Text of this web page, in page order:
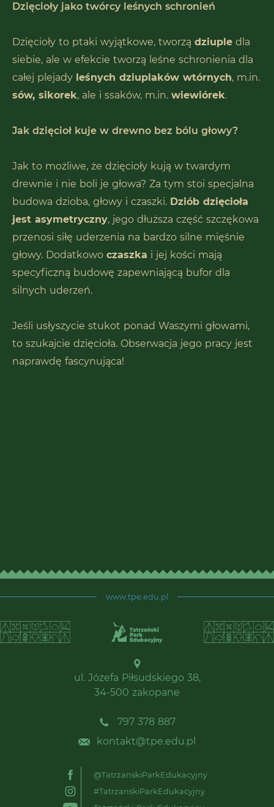
Dzięcioły jako twórcy leśnych schronień
Dzięcioły to ptaki wyjątkowe, tworzą dziuple dla
siebie, ale w efekcie tworzą leśne schronienia dla
całej plejady leśnych dziuplaków wtórnych, m.in.
sów, sikorek, ale i ssaków, m.in. wiewiórek.
Jak dzięcioł kuje w drewno bez bólu głowy?
Jak to możliwe, że dzięcioły kują w twardym
drewnie i nie boli je głowa? Za tym stoi specjalna
budowa dzioba, głowy i czaszki. Dziób dzięcioła
jest asymetryczny, jego dłuższa część szczękowa
przenosi siłę uderzenia na bardzo silne mięśnie
głowy. Dodatkowo czaszka i jej kości mają
specyficzną budowę zapewniającą bufor dla
silnych uderzeń.
Jeśli usłyszycie stukot ponad Waszymi głowami,
to szukajcie dzięcioła. Obserwacja jego pracy jest
naprawdę fascynująca!
www.tpe.edu.pl
ul. Józefa Piłsudskiego 38,
34-500 zakopane
797 378 887
kontakt@tpe.edu.pl
@TatrzanskiParkEdukacyjny
#TatrzanskiParkEdukacyjny